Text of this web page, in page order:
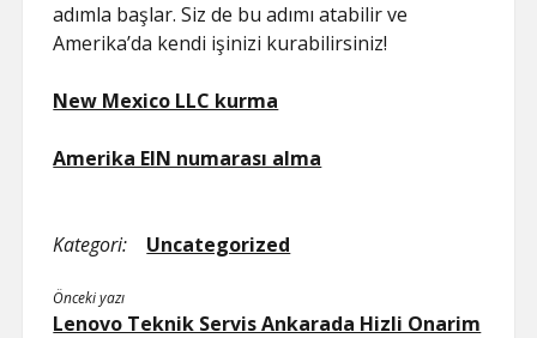
adımla başlar. Siz de bu adımı atabilir ve
Amerika’da kendi işinizi kurabilirsiniz!
New Mexico LLC kurma
Amerika EIN numarası alma
Kategori: Uncategorized
Önceki yazı
Lenovo Teknik Servis Ankarada Hizli Onarim